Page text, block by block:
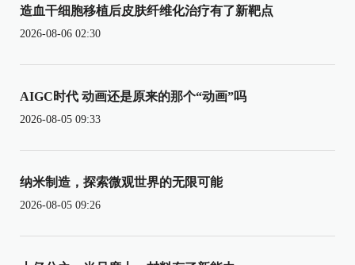
造血干细胞移植后皮肤纤维化治疗有了新靶点
2026-08-06 02:30
AIGC时代 动画还是原来的那个“动画”吗
2026-08-05 09:33
纳米制造，探索微观世界的无限可能
2026-08-05 09:26